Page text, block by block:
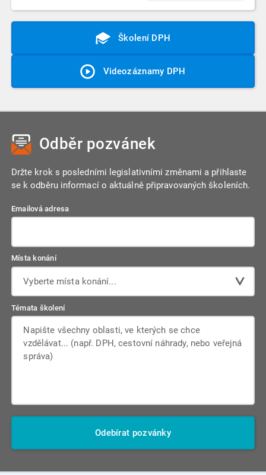
Školení DPH
Videozáznamy DPH
Odběr pozvánek
Držte krok s posledními legislativními změnami a přihlaste
se k odběru informací o aktuálně připravovaných školeních.
Emailová adresa
Místa konání
Vyberte místa konání...
Témata školení
Odebírat pozvánky